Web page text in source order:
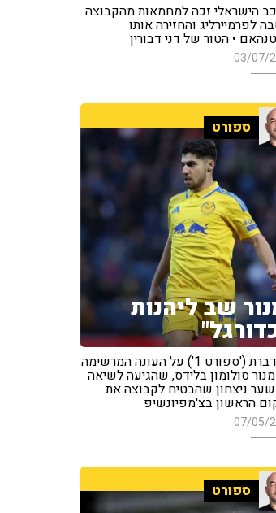
הישראלי זכה למחמאות מהקבוצה
לפרמיירליג והחזירה אותו
• הטור של דני דבורין
03/07/
ספורט
שב ליהנות
ניב דברת ('ספורט 1') על העונה המרשימה
סולומון בלידס, שהגיעה לשיאה
ניצחון שהבטיח לקבוצה את
הראשון בצ'מפיונשיפ
07/05/
ספורט